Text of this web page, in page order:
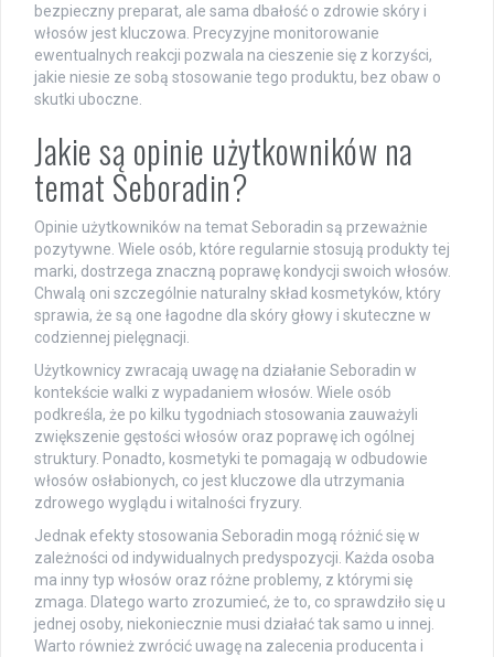
bezpieczny preparat, ale sama dbałość o zdrowie skóry i
włosów jest kluczowa. Precyzyjne monitorowanie
ewentualnych reakcji pozwala na cieszenie się z korzyści,
jakie niesie ze sobą stosowanie tego produktu, bez obaw o
skutki uboczne.
Jakie są opinie użytkowników na
temat Seboradin?
Opinie użytkowników na temat Seboradin są przeważnie
pozytywne. Wiele osób, które regularnie stosują produkty tej
marki, dostrzega znaczną poprawę kondycji swoich włosów.
Chwalą oni szczególnie naturalny skład kosmetyków, który
sprawia, że są one łagodne dla skóry głowy i skuteczne w
codziennej pielęgnacji.
Użytkownicy zwracają uwagę na działanie Seboradin w
kontekście walki z wypadaniem włosów. Wiele osób
podkreśla, że po kilku tygodniach stosowania zauważyli
zwiększenie gęstości włosów oraz poprawę ich ogólnej
struktury. Ponadto, kosmetyki te pomagają w odbudowie
włosów osłabionych, co jest kluczowe dla utrzymania
zdrowego wyglądu i witalności fryzury.
Jednak efekty stosowania Seboradin mogą różnić się w
zależności od indywidualnych predyspozycji. Każda osoba
ma inny typ włosów oraz różne problemy, z którymi się
zmaga. Dlatego warto zrozumieć, że to, co sprawdziło się u
jednej osoby, niekoniecznie musi działać tak samo u innej.
Warto również zwrócić uwagę na zalecenia producenta i